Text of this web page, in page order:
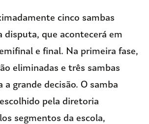
cinco sambas
disputa, que acontecerá em
e final. Na primeira fase,
eliminadas e três sambas
a grande decisão. O samba
pela diretoria
segmentos da escola,